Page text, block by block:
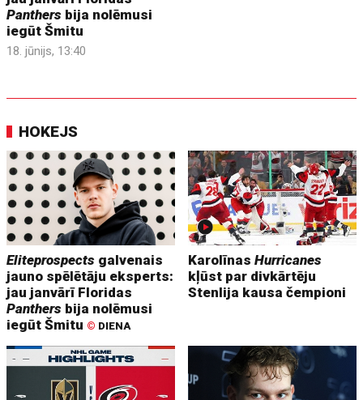
Panthers bija nolēmusi
iegūt Šmitu
18. jūnijs, 13:40
HOKEJS
Eliteprospects galvenais
jauno spēlētāju eksperts:
jau janvārī Floridas
Panthers bija nolēmusi
iegūt Šmitu © DIENA
KarolīnasHurricanes
kļūst par divkārtēju
Stenlija kausa čempioni